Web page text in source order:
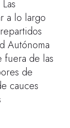
a lo largo
Autónoma
fuera de las
de
cauces